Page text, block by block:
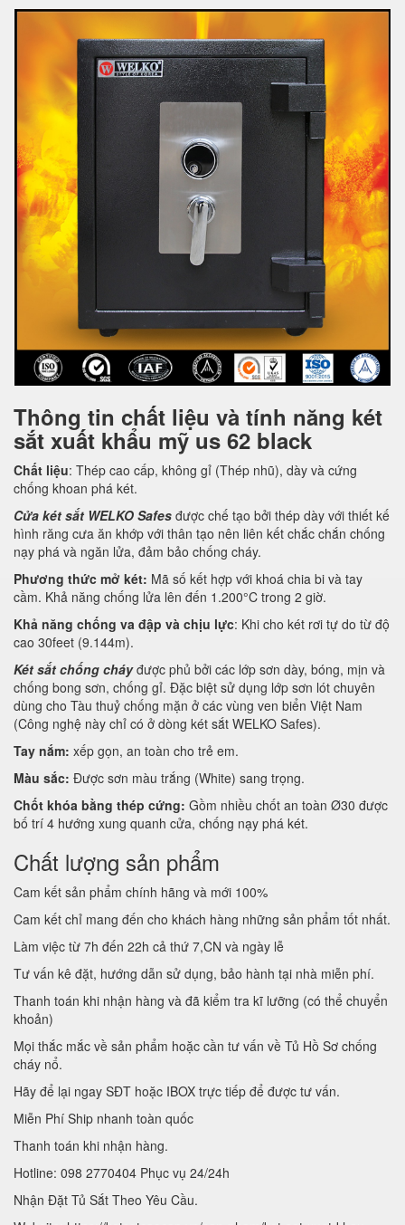
Thông tin chất liệu và tính năng két
sắt xuất khẩu mỹ us 62 black
Chất liệu: Thép cao cấp, không gỉ (Thép nhũ), dày và cứng
chống khoan phá két.
Cửa két sắt WELKO Safes được chế tạo bởi thép dày với thiết kế
hình răng cưa ăn khớp với thân tạo nên liên kết chắc chắn chống
nạy phá và ngăn lửa, đảm bảo chống cháy.
Phương thức mở két: Mã số kết hợp với khoá chia bi và tay
cầm. Khả năng chống lửa lên đến 1.200°C trong 2 giờ.
Khả năng chống va đập và chịu lực: Khi cho két rơi tự do từ độ
cao 30feet (9.144m).
Két sắt chống cháyđược phủ bởi các lớp sơn dày, bóng, mịn và
chống bong sơn, chống gỉ. Đặc biệt sử dụng lớp sơn lót chuyên
dùng cho Tàu thuỷ chống mặn ở các vùng ven biển Việt Nam
(Công nghệ này chỉ có ở dòng két sắt WELKO Safes).
Tay nắm: xếp gọn, an toàn cho trẻ em.
Màu sắc: Được sơn màu trắng (White) sang trọng.
Chốt khóa bằng thép cứng: Gồm nhiều chốt an toàn Ø30 được
bố trí 4 hướng xung quanh cửa, chống nạy phá két.
Chất lượng sản phẩm
Cam kết sản phẩm chính hãng và mới 100%
Cam kết chỉ mang đến cho khách hàng những sản phẩm tốt nhất.
Làm việc từ 7h đến 22h cả thứ 7,CN và ngày lễ
Tư vấn kê đặt, hướng dẫn sử dụng, bảo hành tại nhà miễn phí.
Thanh toán khi nhận hàng và đã kiểm tra kĩ lưỡng (có thể chuyển
khoản)
Mọi thắc mắc về sản phẩm hoặc cần tư vấn về Tủ Hồ Sơ chống
cháy nổ.
Hãy để lại ngay SĐT hoặc IBOX trực tiếp để được tư vấn.
Miễn Phí Ship nhanh toàn quốc
Thanh toán khi nhận hàng.
Hotline: 098 2770404 Phục vụ 24/24h
Nhận Đặt Tủ Sắt Theo Yêu Cầu.